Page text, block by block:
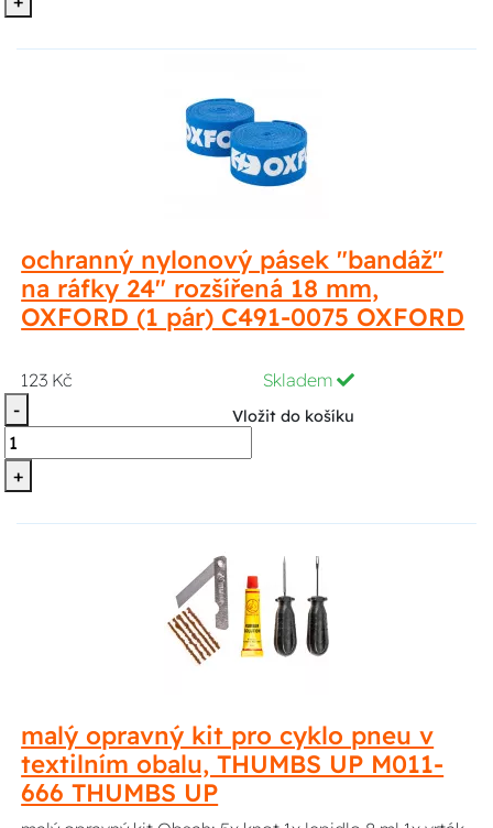
ochranný nylonový pásek "bandáž"
na ráfky 24" rozšířená 18 mm,
OXFORD (1 pár) C491-0075 OXFORD
123 Kč
Skladem
-
+
Vložit do košíku
malý opravný kit pro cyklo pneu v
textilním obalu, THUMBS UP M011-
666 THUMBS UP